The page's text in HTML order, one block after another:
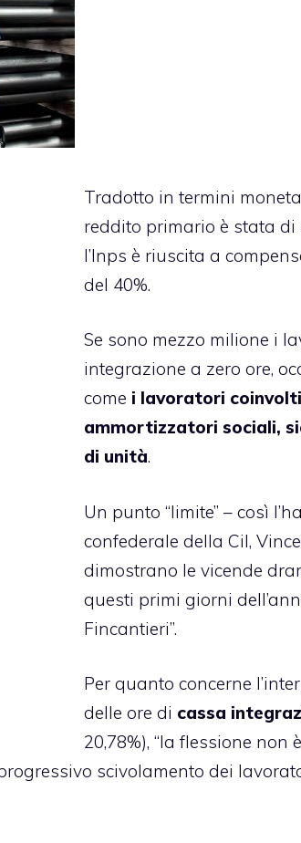
Tradotto in termini
reddito primario è stata di
l’Inps è riuscita a
del 40%.
Se sono mezzo milione i
integrazione a zero ore,
come i lavoratori
ammortizzatori sociali,
di unità.
Un punto “limite” – così
confederale della Cil,
dimostrano le vicende
questi primi giorni
Fincantieri”.
Per quanto concerne
delle ore di cassa
20,78%), “la flessione
scivolamento dei